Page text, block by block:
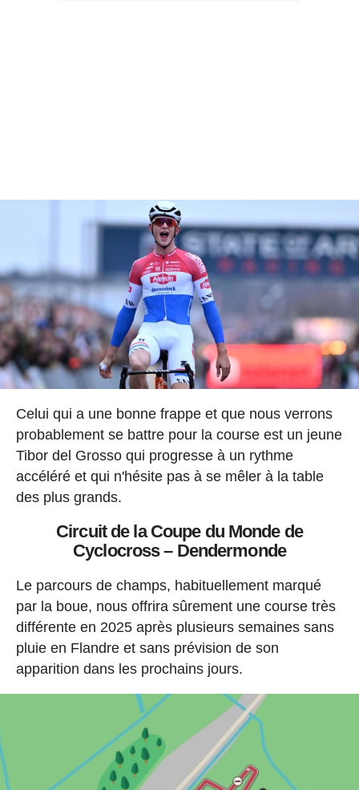
Celui qui a une bonne frappe et que nous verrons
probablement se battre pour la course est un jeune
Tibor del Grosso qui progresse à un rythme
accéléré et qui n'hésite pas à se mêler à la table
des plus grands.
Circuit de la Coupe du Monde de
Cyclocross – Dendermonde
Le parcours de champs, habituellement marqué
par la boue, nous offrira sûrement une course très
différente en 2025 après plusieurs semaines sans
pluie en Flandre et sans prévision de son
apparition dans les prochains jours.